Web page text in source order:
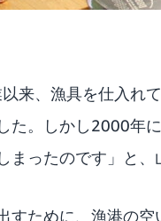
以来、漁具を仕入れ
た。しかし2000年
まったのです」と、
すために、漁港の